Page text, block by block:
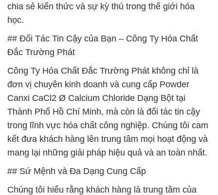
chia sẻ kiến thức và sự kỳ thú trong thế giới hóa
học.
## Đối Tác Tin Cậy của Bạn – Công Ty Hóa Chất
Đắc Trường Phát
Công Ty Hóa Chất Đắc Trường Phát không chỉ là
đơn vị chuyên kinh doanh và cung cấp Powder
Canxi CaCl2 Ø Calcium Chloride Dạng Bột tại
Thành Phố Hồ Chí Minh, mà còn là đối tác tin cậy
trong lĩnh vực hóa chất công nghiệp. Chúng tôi cam
kết đưa khách hàng lên trung tâm mọi hoạt động và
mang lại những giải pháp hiệu quả và an toàn nhất.
## Sứ Mệnh và Đa Dạng Cung Cấp
Chúng tôi hiểu rằng khách hàng là trung tâm của